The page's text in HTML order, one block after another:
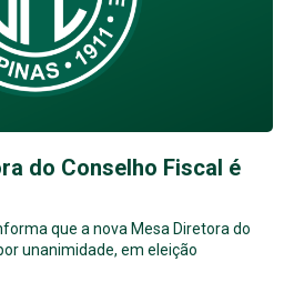
do Conselho Fiscal é
que a nova Mesa Diretora do
unanimidade, em eleição